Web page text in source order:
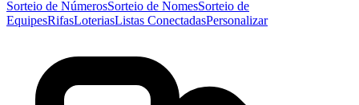
Sorteio de NúmerosSorteio de NomesSorteio de
EquipesRifasLoteriasListas ConectadasPersonalizar